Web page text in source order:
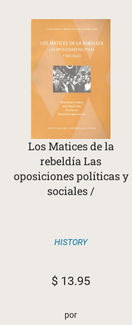
Los Matices de la
rebeldía Las
oposiciones políticas y
sociales /
HISTORY
$ 13.95
por